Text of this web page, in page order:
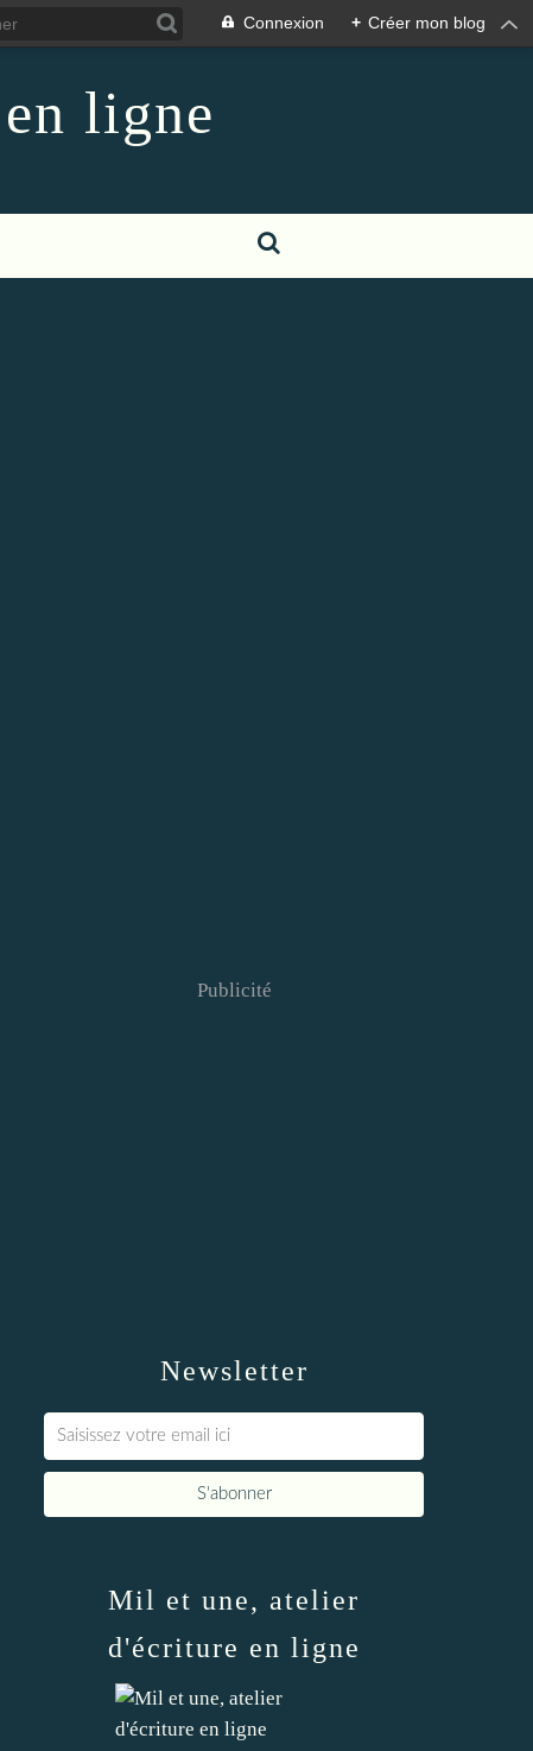
Connexion + Créer mon blog
ligne
Newsletter
Publicité
Mil et une, atelier
d'écriture en ligne